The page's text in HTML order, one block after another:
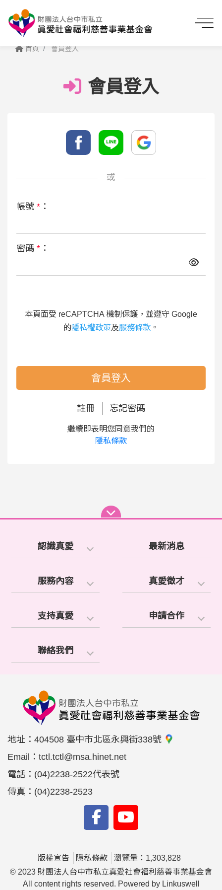
首頁 會員登入
會員登入
或
帳號 * ：
密碼 * ：
本頁面受 reCAPTCHA 機制保護，並遵守 Google
的隱私權政策及服務條款 。
會員登入
註冊 忘記密碼
繼續即表明您同意我們的
隱私條款
認識真愛 最新消息
服務內容 真愛徵才
支持真愛 申請合作
聯絡我們
地址： 404508 臺中市北區永興街338號
Email： tctl.tctl@msa.hinet.net
電話： (04)2238-2522代表號
傳真： (04)2238-2523
版權宣告 隱私條款
瀏覽量：1,303,828
© 2023 財團法人台中市私立真愛社會福利慈善事業基金會
All content rights reserved. Powered by Linkuswell